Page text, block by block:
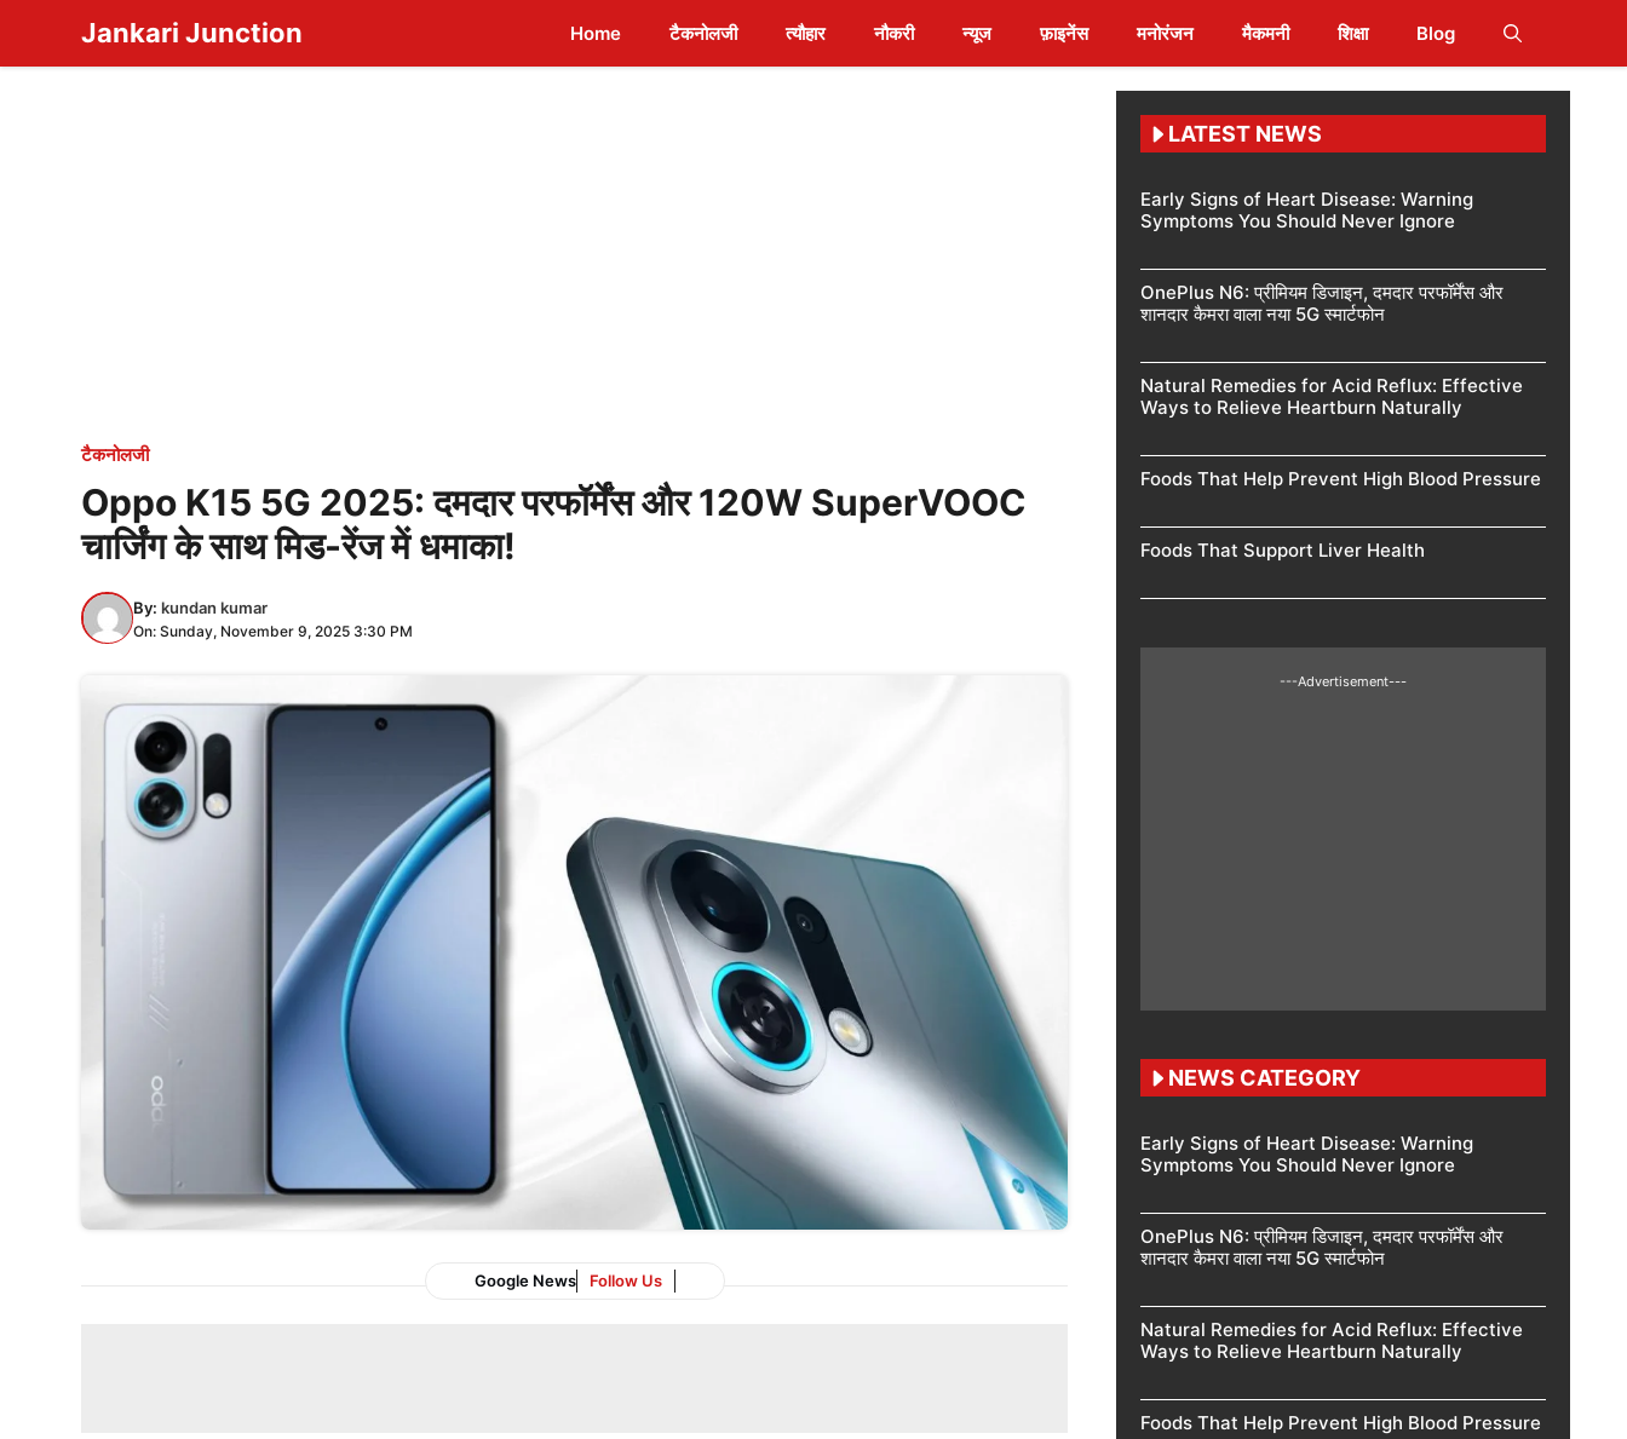
content
Jankari Junction Home टैकनोलजी त्यौहार नौकरी न्यूज फ़ाइनेंस मनोरंजन मैकमनी शिक्षा Blog
टैकनोलजी
Oppo K15 5G 2025: दमदार परफॉर्मेंस और 120W SuperVOOC
चार्जिंग के साथ मिड-रेंज में धमाका!
By: kundan kumar
On: Sunday, November 9, 2025 3:30 PM
Google News Follow Us
LATEST NEWS
Early Signs of Heart Disease: Warning
Symptoms You Should Never Ignore
OnePlus N6: प्रीमियम डिजाइन, दमदार परफॉर्मेंस और
शानदार कैमरा वाला नया 5G स्मार्टफोन
Natural Remedies for Acid Reflux: Effective
Ways to Relieve Heartburn Naturally
Foods That Help Prevent High Blood Pressure
Foods That Support Liver Health
---Advertisement---
NEWS CATEGORY
Early Signs of Heart Disease: Warning
Symptoms You Should Never Ignore
OnePlus N6: प्रीमियम डिजाइन, दमदार परफॉर्मेंस और
शानदार कैमरा वाला नया 5G स्मार्टफोन
Natural Remedies for Acid Reflux: Effective
Ways to Relieve Heartburn Naturally
Foods That Help Prevent High Blood Pressure